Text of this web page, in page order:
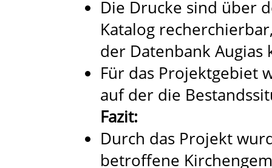
Die Drucke sind über
Katalog
der Datenbank Augias
Für das Projektgebiet
auf der die
Fazit:
Durch das Projekt
betroffene